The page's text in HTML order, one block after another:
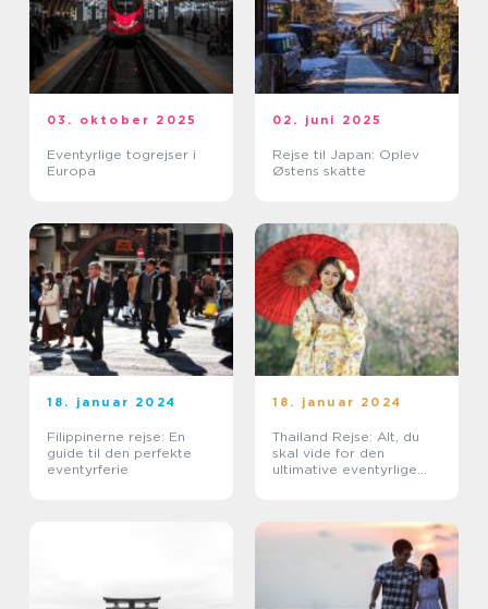
03. oktober 2025
Eventyrlige togrejser i
Europa
02. juni 2025
Rejse til Japan: Oplev
Østens skatte
18. januar 2024
Filippinerne rejse: En
guide til den perfekte
eventyrferie
18. januar 2024
Thailand Rejse: Alt, du
skal vide for den
ultimative eventyrlige